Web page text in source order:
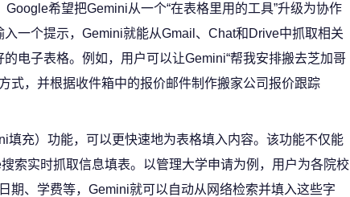
Google希望把Gemini从一个“在表格里用的工具”升级为协作
入一个提示，Gemini就能从Gmail、Chat和Drive中抓取相关
电子表格。例如，用户可以让Gemini“帮我安排搬去芝加哥
式，并根据收件箱中的报价邮件制作搬家公司报价跟踪
填充）功能，可以更快速地为表格填入内容。该功能不仅能
索实时抓取信息填表。以管理大学申请为例，用户为各院校
期、学费等，Gemini就可以自动从网络检索并填入这些字